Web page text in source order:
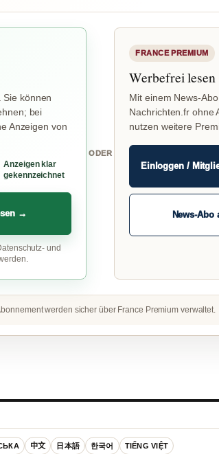
Sie können
bei
Anzeigen von
Anzeigen klar
gekennzeichnet
→
und
ODER
FRANCE PREMIUM
Werbefrei lesen
Mit einem News-
Nachrichten.fr ohne
nutzen weitere
Einloggen /
News-Abo
werden sicher über France Premium verwaltet.
中文 日本語 한국어 TIẾNG VIỆT